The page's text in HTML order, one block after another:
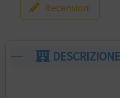
Recensioni